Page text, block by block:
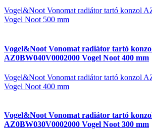
Vogel&Noot Vonomat radiátor tartó konzol
Vogel Noot 500 mm
Vogel&Noot Vonomat radiátor tartó
AZ0BW040V0002000 Vogel Noot 400 mm
Vogel&Noot Vonomat radiátor tartó konzol
Vogel Noot 400 mm
Vogel&Noot Vonomat radiátor tartó
AZ0BW030V0002000 Vogel Noot 300 mm